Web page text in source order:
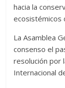
hacia la
ecosistémicos
La Asamblea
consenso el
resolución por
Internacional